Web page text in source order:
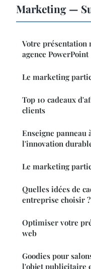
Marketing —
Votre présentation
agence PowerPoint
Le marketing
Top 10 cadeaux
clients
Enseigne panneau
l'innovation
Le marketing
Quelles idées de
entreprise choisir ?
Optimiser votre
web
Goodies pour
l'objet publicitaire